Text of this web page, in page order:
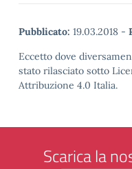
Pubblicato: 19.03.2018 -
Eccetto dove
stato rilasciato sotto
Attribuzione 4.0 Italia.
Scarica la